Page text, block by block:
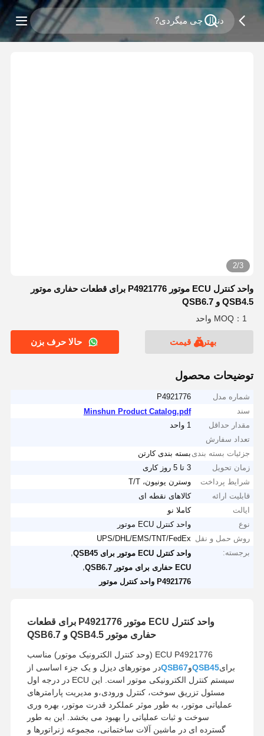
2/3
واحد کنترل ECU موتور P4921776 برای قطعات حفاری موتور
QSB4.5 و QSB6.7
MOQ：1 واحد
بهترین قیمت حالا حرف بزن
توضیحات محصول
شماره مدل
P4921776
سند
Minshun Product Catalog.pdf
مقدار حداقل
تعداد سفارش
1 واحد
جزئیات بسته بندی بسته بندی کارتن
زمان تحویل
3 تا 5 روز کاری
شرایط پرداخت
وسترن یونیون، T/T
قابلیت ارائه
کالاهای نقطه ای
ایالت
کاملا نو
نوع
واحد کنترل ECU موتور
روش حمل و نقل UPS/DHL/EMS/TNT/FedEx
برجسته:
واحد کنترل ECU موتور برای QSB45
ECU حفاری برای موتور QSB6.7
P4921776 واحد کنترل موتور
واحد کنترل ECU موتور P4921776 برای قطعات
حفاری موتور QSB4.5 و QSB6.7
ECU P4921776 (وحد کنترل الکترونیک موتور) مناسب
برایQSB45وQSB67در موتورهای دیزل و یک جزء اساسی از
سیستم کنترل الکترونیکی موتور است. این ECU در درجه اول
مسئول تزریق سوخت، کنترل ورودی،و مدیریت پارامترهای
عملیاتی موتور، به طور موثر عملکرد قدرت موتور، بهره وری
سوخت و ثبات عملیاتی را بهبود می بخشد. این به طور
گسترده ای در ماشین آلات ساختمانی، مجموعه ژنراتورها و